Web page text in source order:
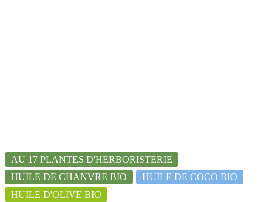
AU 17 PLANTES D'HERBORISTERIE
HUILE DE CHANVRE BIO
HUILE DE COCO BIO
HUILE D'OLIVE BIO